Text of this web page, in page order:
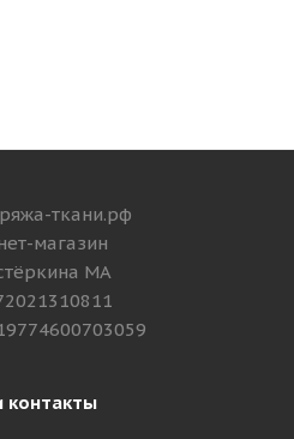
ткани.рф
магазин
МА
контакты